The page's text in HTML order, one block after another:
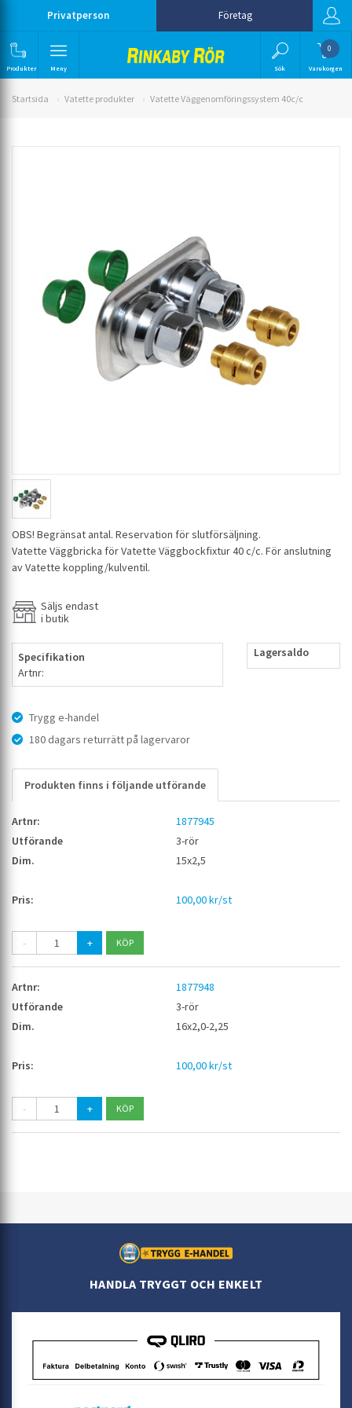
Privatperson Företag
Produkter Meny Sök
0
Varukorgen
Startsida Vatette produkter Vatette Väggenomföringssystem 40c/c
OBS! Begränsat antal. Reservation för slutförsäljning.
Vatette Väggbricka för Vatette Väggbockfixtur 40 c/c. För anslutning
av Vatette koppling/kulventil.
Säljs endast
i butik
Specifikation
Artnr:
Trygg e-handel
180 dagars returrätt på lagervaror
Lagersaldo
Produkten finns i följande utförande
1877945
3-rör
15x2,5
100,00 kr/st
- +
1877948
3-rör
16x2,0-2,25
100,00 kr/st
- +
HANDLA TRYGGT OCH ENKELT